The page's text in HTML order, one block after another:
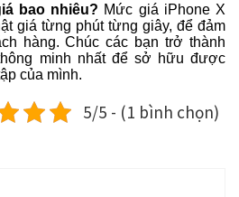
bao nhiêu? Mức giá iPhone X
giá từng phút từng giây, để đảm
hàng. Chúc các bạn trở thành
minh nhất để sở hữu được
của mình.
5/5 - (1 bình chọn)